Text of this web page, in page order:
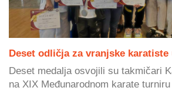
Deset odličja za vranjske
Deset medalja osvojili su takmičari
na XIX Međunarodnom karate